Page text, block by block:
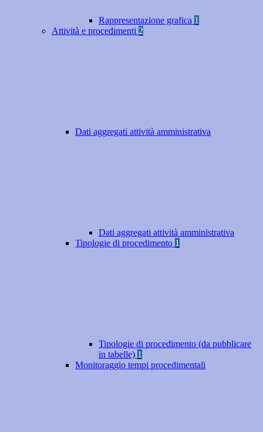
Rappresentazione grafica 1
Attività e procedimenti 2
Dati aggregati attività amministrativa
Dati aggregati attività amministrativa
Tipologie di procedimento 1
Tipologie di procedimento (da pubblicare
in tabelle) 1
Monitoraggio tempi procedimentali